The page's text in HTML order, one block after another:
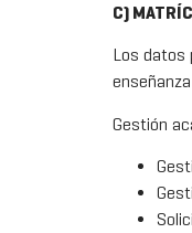
C)
Los datos
Gestión